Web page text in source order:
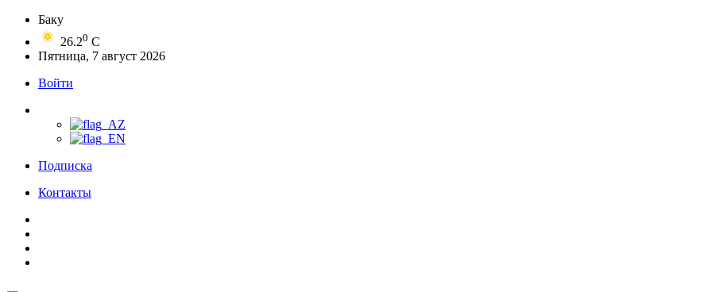
Баку
26.20 C
Пятница, 7 август 2026
Войти
Подписка
Контакты